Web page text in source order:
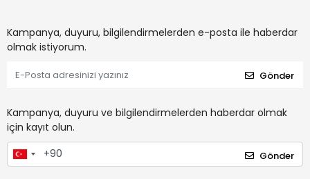
Kampanya, duyuru, bilgilendirmelerden e-posta ile haberdar
olmak istiyorum.
Gönder
Kampanya, duyuru ve bilgilendirmelerden haberdar olmak
için kayıt olun.
Gönder